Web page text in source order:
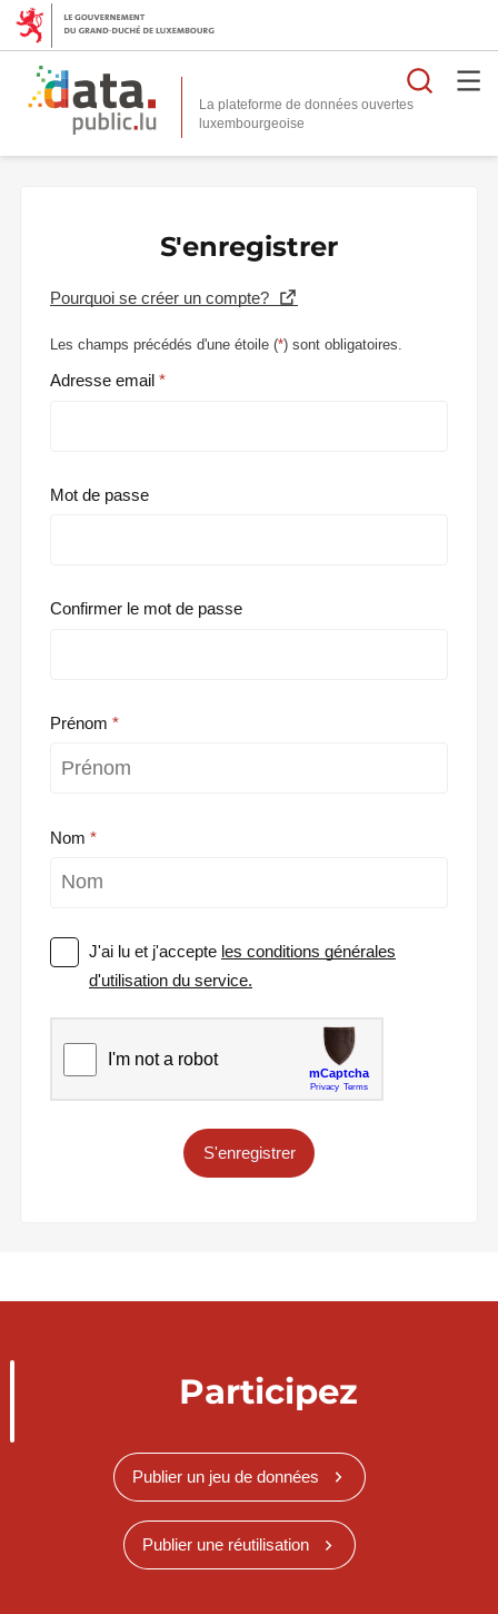
La plateforme de données ouvertes
S'enregistrer
Pourquoi se créer un compte?
Les champs précédés d'une étoile (*) sont obligatoires.
Adresse email
Mot de passe
Confirmer le mot de passe
Prénom
Nom
J'ai lu et j'accepte les conditions générales
d'utilisation du service.
S'enregistrer
Participez
Publier un jeu de données
Publier une réutilisation